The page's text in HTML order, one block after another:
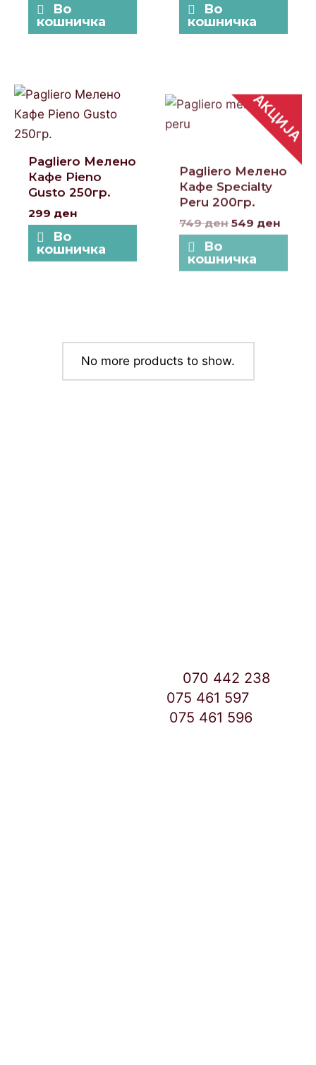
Во
кошничка
Во
кошничка
Pagliero Мелено
Кафе Pieno
Gusto 250гр.
299 ден
Во
кошничка
Кафе Specialty
Peru 200гр.
price
was:
749 ден.
549
is:
549
Во
кошничка
АКЦИЈА
No more products to show.
070 442 238
075 461 597
075 461 596